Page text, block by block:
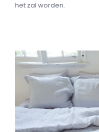
het zal worden.